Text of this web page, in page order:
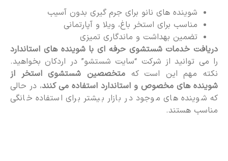
شوینده های نانو برای جرم گیری بدون آسیب
مناسب برای استخر باغ، ویلا و آپارتمانی
تضمین بهداشت و ماندگاری تمیزی
دریافت خدمات شستشوی حرفه ای با شوینده های استاندارد
را می توانید از شرکت “سایت شستشو” در اردکان بخواهید.
نکته مهم این است که متخصصین شستشوی استخر از
شوینده های مخصوص و استاندارد استفاده می کنند، در حالی
که شوینده های موجود در بازار بیشتر برای استفاده خانگی
مناسب هستند.